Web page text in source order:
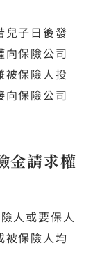
兒子日後發
向保險公司
被保險人投
向保險公司
金請求權
人或要保人
被保險人均